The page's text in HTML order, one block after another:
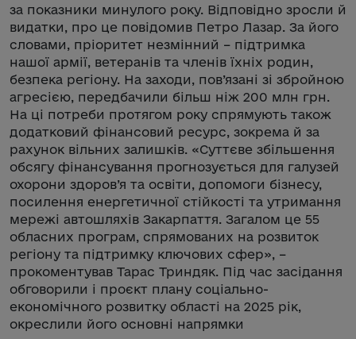
за показники минулого року. Відповідно зросли й
видатки, про це повідомив Петро Лазар. За його
словами, пріоритет незмінний – підтримка
нашої армії, ветеранів та членів їхніх родин,
безпека регіону. На заходи, пов’язані зі збройною
агресією, передбачили більш ніж 200 млн грн.
На ці потреби протягом року спрямують також
додатковий фінансовий ресурс, зокрема й за
рахунок вільних залишків. «Суттєве збільшення
обсягу фінансування прогнозується для галузей
охорони здоров’я та освіти, допомоги бізнесу,
посилення енергетичної стійкості та утримання
мережі автошляхів Закарпаття. Загалом це 55
обласних програм, спрямованих на розвиток
регіону та підтримку ключових сфер», –
прокоментував Тарас Триндяк. Під час засідання
обговорили і проєкт плану соціально-
економічного розвитку області на 2025 рік,
окреслили його основні напрямки